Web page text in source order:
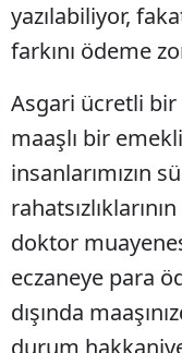
yazılabiliyor,
farkını ödeme
Asgari ücretli bir
maaşlı bir
insanlarımızın
doktor
eczaneye para
dışında